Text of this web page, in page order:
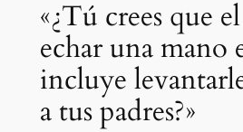
«¿Tú crees que
echar una mano
incluye
a tus padres?»